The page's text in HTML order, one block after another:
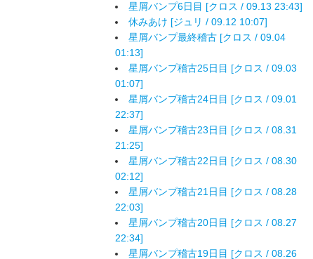
星屑バンプ6日目 [クロス / 09.13 23:43]
休みあけ [ジュリ / 09.12 10:07]
星屑バンプ最終稽古 [クロス / 09.04
01:13]
星屑バンプ稽古25日目 [クロス / 09.03
01:07]
星屑バンプ稽古24日目 [クロス / 09.01
22:37]
星屑バンプ稽古23日目 [クロス / 08.31
21:25]
星屑バンプ稽古22日目 [クロス / 08.30
02:12]
星屑バンプ稽古21日目 [クロス / 08.28
22:03]
星屑バンプ稽古20日目 [クロス / 08.27
22:34]
星屑バンプ稽古19日目 [クロス / 08.26